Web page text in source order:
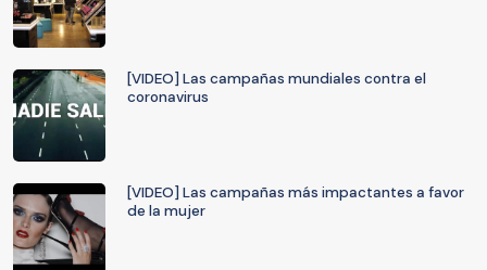
[VIDEO] Las campañas mundiales contra el
coronavirus
[VIDEO] Las campañas más impactantes a favor
de la mujer